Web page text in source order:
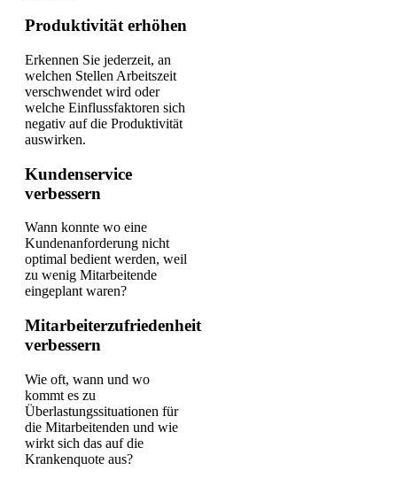
Produktivität erhöhen
Erkennen Sie jederzeit, an
welchen Stellen Arbeitszeit
verschwendet wird oder
welche Einflussfaktoren sich
negativ auf die Produktivität
auswirken.
Kundenservice
verbessern
Wann konnte wo eine
Kundenanforderung nicht
optimal bedient werden, weil
zu wenig Mitarbeitende
eingeplant waren?
Mitarbeiterzufriedenheit
verbessern
Wie oft, wann und wo
kommt es zu
Überlastungssituationen für
die Mitarbeitenden und wie
wirkt sich das auf die
Krankenquote aus?